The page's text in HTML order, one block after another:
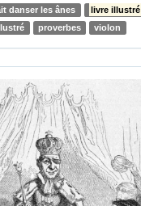
danser les ânes
livre illustré
proverbes violon